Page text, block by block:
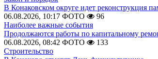
В Конаковском округе идет реконструкция
06.08.2026, 10:17 ФОТО
96
Наиболее важные события
Продолжаются работы по капитальному
06.08.2026, 08:42 ФОТО
133
Строительство